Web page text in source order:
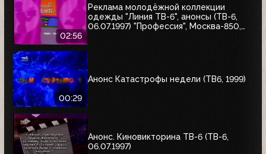
02:56
Реклама молодёжной коллекции
одежды "Линия ТВ-6", анонсы (ТВ-6,
06.07.1997) "Профессия", Москва-850,
00:29
Анонс Катастрофы недели (ТВ6, 1999)
Анонс. Киновикторина ТВ-6 (ТВ-6,
06.07.1997)